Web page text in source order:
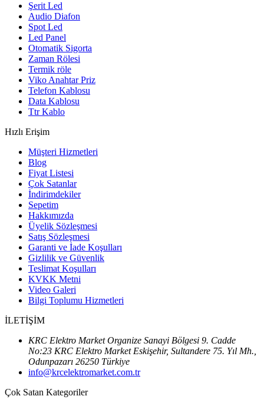
Şerit Led
Audio Diafon
Spot Led
Led Panel
Otomatik Sigorta
Zaman Rölesi
Termik röle
Viko Anahtar Priz
Telefon Kablosu
Data Kablosu
Ttr Kablo
Hızlı Erişim
Müşteri Hizmetleri
Blog
Fiyat Listesi
Çok Satanlar
İndirimdekiler
Sepetim
Hakkımızda
Üyelik Sözleşmesi
Satış Sözleşmesi
Garanti ve İade Koşulları
Gizlilik ve Güvenlik
Teslimat Koşulları
KVKK Metni
Video Galeri
Bilgi Toplumu Hizmetleri
İLETİŞİM
KRC Elektro Market Organize Sanayi Bölgesi 9. Cadde
No:23 KRC Elektro Market Eskişehir, Sultandere 75. Yıl Mh.,
Odunpazarı 26250 Türkiye
info@krcelektromarket.com.tr
Çok Satan Kategoriler